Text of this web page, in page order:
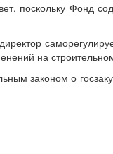
поскольку Фонд
на
законом о